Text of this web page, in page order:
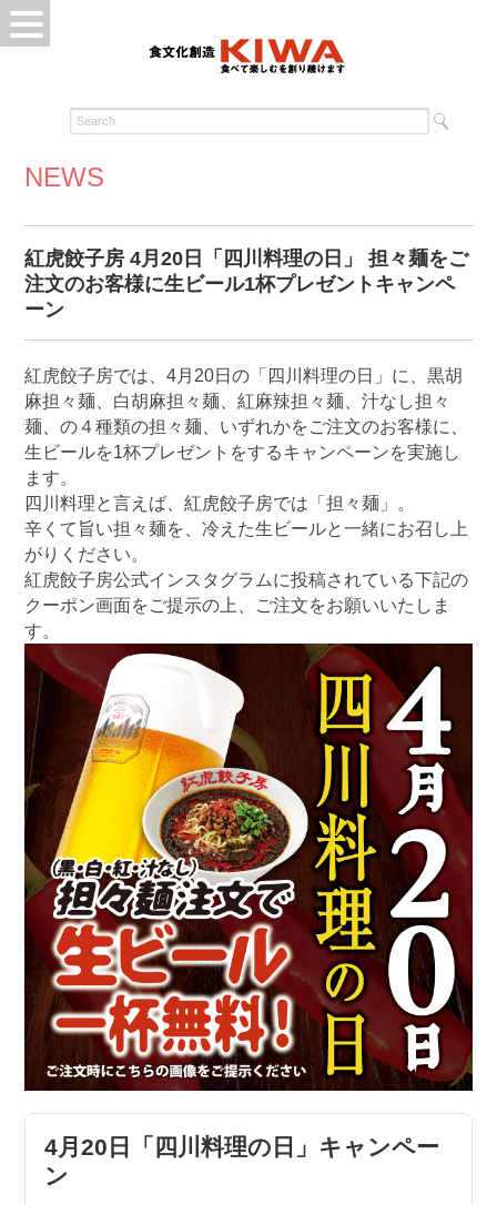
NEWS
紅虎餃子房 4月20日「四川料理の日」 担々麺をご
注文のお客様に生ビール1杯プレゼントキャンペ
ーン
紅虎餃子房では、4月20日の「四川料理の日」に、黒胡
麻担々麺、白胡麻担々麺、紅麻辣担々麺、汁なし担々
麺、の４種類の担々麺、いずれかをご注文のお客様に、
生ビールを1杯プレゼントをするキャンペーンを実施し
ます。
四川料理と言えば、紅虎餃子房では「担々麺」。
辛くて旨い担々麺を、冷えた生ビールと一緒にお召し上
がりください。
紅虎餃子房公式インスタグラムに投稿されている下記の
クーポン画面をご提示の上、ご注文をお願いいたしま
す。
4月20日「四川料理の日」キャンペー
ン